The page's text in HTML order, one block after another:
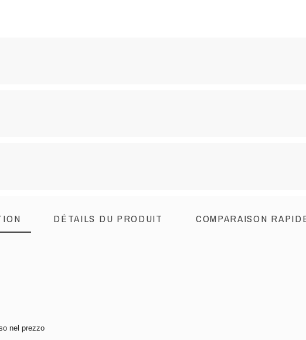
DÉTAILS DU PRODUIT COMPARAISON
nel prezzo